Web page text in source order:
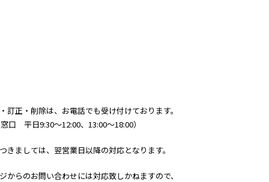
正・削除は、お電話でも受け付けております。
口 平日9:30～12:00、13:00～18:00）
ましては、翌営業日以降の対応となります。
らのお問い合わせには対応致しかねますので、